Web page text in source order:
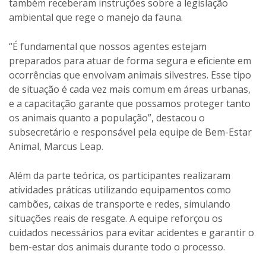
também receberam instruções sobre a legislação
ambiental que rege o manejo da fauna.
“É fundamental que nossos agentes estejam
preparados para atuar de forma segura e eficiente em
ocorrências que envolvam animais silvestres. Esse tipo
de situação é cada vez mais comum em áreas urbanas,
e a capacitação garante que possamos proteger tanto
os animais quanto a população”, destacou o
subsecretário e responsável pela equipe de Bem-Estar
Animal, Marcus Leap.
Além da parte teórica, os participantes realizaram
atividades práticas utilizando equipamentos como
cambões, caixas de transporte e redes, simulando
situações reais de resgate. A equipe reforçou os
cuidados necessários para evitar acidentes e garantir o
bem-estar dos animais durante todo o processo.